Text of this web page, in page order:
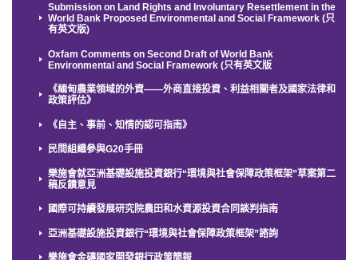
Submission on Land Rights and Involuntary Resettlement in the
World Bank Proposed Environmental and Social Framework (只
有英文版)
Oxfam Comments on Second Draft of World Bank
Environmental and Social Framework (只有英文版
《緬甸農業領域的外資——外商直接投資、利益相關者及國家法律和
政策評估》
《自主、事前、知情的認可指南》
民間組織參與G20手冊
樂施會就亞洲基礎設施投資銀行“環境與社會保障政策框架”草案第二
稿反饋意見
國際可持續發展研究院農田和水資源投資合同談判指南
亞洲基礎設施投資銀行“環境與社會保障政策框架”諮詢